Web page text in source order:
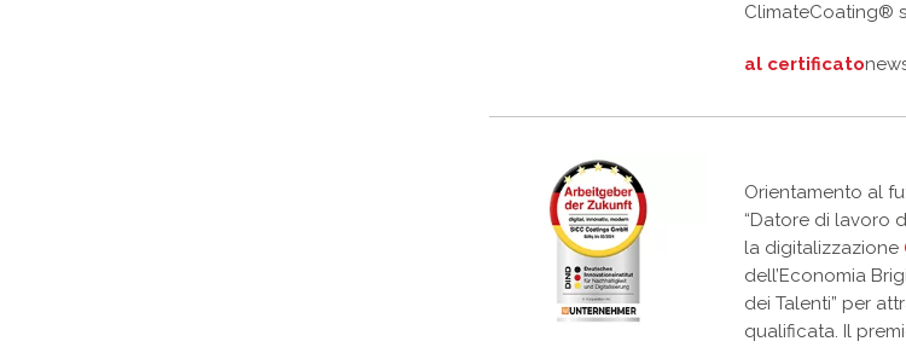
ClimateCoating®
al certificatonews
Orientamento al
“Datore di lavoro
la digitalizzazione
dell’Economia
dei Talenti” per
qualificata. Il